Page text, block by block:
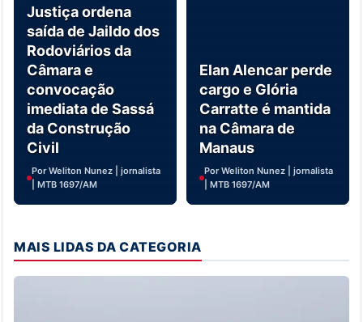
Justiça ordena
saída de Jaildo dos
Rodoviários da
Câmara e
convocação
imediata de Sassá
da Construção
Civil
Por Weliton Nunez | jornalista
| MTB 1697/AM
Elan Alencar perde
cargo e Glória
Carratte é mantida
na Câmara de
Manaus
Por Weliton Nunez | jornalista
| MTB 1697/AM
MAIS LIDAS DA CATEGORIA